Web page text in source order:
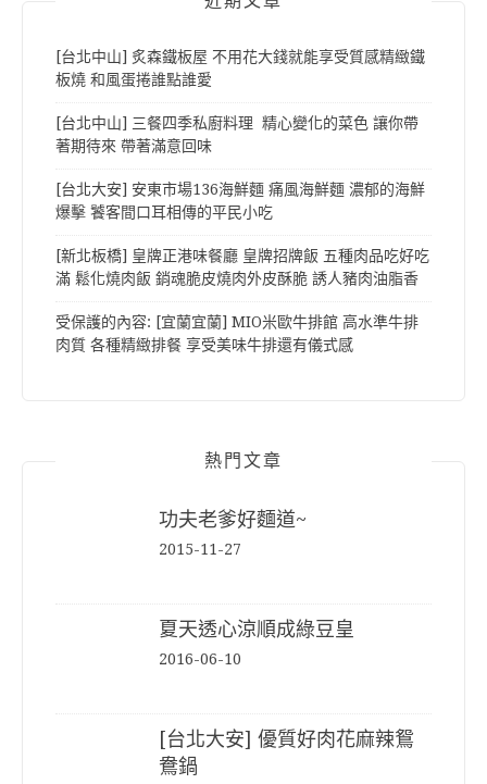
[台北中山] 炙森鐵板屋 不用花大錢就能享受質感精緻鐵
板燒 和風蛋捲誰點誰愛
[台北中山] 三餐四季私廚料理 精心變化的菜色 讓你帶
著期待來 帶著滿意回味
[台北大安] 安東市場136海鮮麵 痛風海鮮麵 濃郁的海鮮
爆擊 饕客間口耳相傳的平民小吃
[新北板橋] 皇牌正港味餐廳 皇牌招牌飯 五種肉品吃好吃
滿 鬆化燒肉飯 銷魂脆皮燒肉外皮酥脆 誘人豬肉油脂香
受保護的內容: [宜蘭宜蘭] MIO米歐牛排館 高水準牛排
肉質 各種精緻排餐 享受美味牛排還有儀式感
熱門文章
功夫老爹好麵道~
2015-11-27
夏天透心涼順成綠豆皇
2016-06-10
[台北大安] 優質好肉花麻辣鴛
鴦鍋